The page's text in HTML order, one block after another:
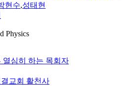
현수,성태현
Physics
열심히 하는 목회자
교회 활천사